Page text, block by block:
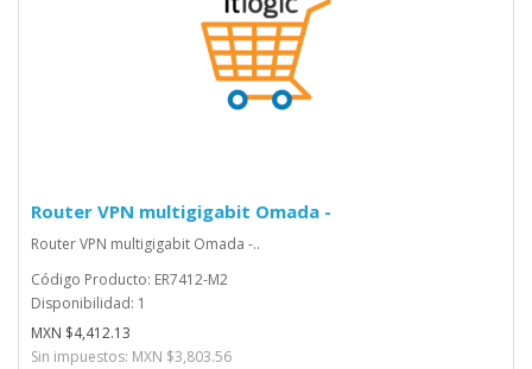
Router VPN multigigabit Omada -
Router VPN multigigabit Omada -..
Código Producto: ER7412-M2
Disponibilidad: 1
MXN $4,412.13
Sin impuestos: MXN $3,803.56